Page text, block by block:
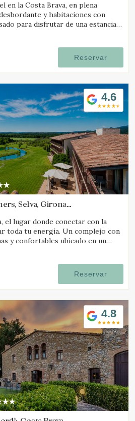
mi reserva
en la Costa Brava, en plena
y habitaciones con
para disfrutar de una estancia
Reservar
4.6
Selva, Girona
el lugar donde conectar con la
toda tu energía. Un complejo con
y confortables ubicado en un
Reservar
4.8